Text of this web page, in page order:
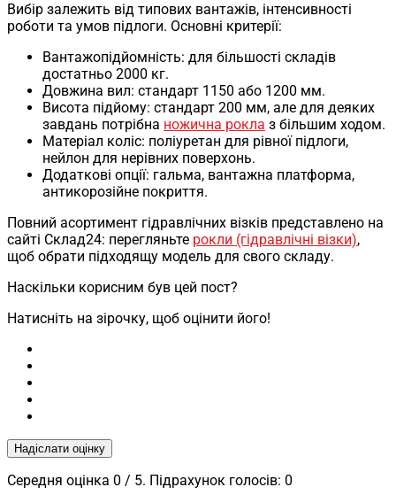
Вибір залежить від типових вантажів, інтенсивності
роботи та умов підлоги. Основні критерії:
Вантажопідйомність: для більшості складів
достатньо 2000 кг.
Довжина вил: стандарт 1150 або 1200 мм.
Висота підйому: стандарт 200 мм, але для деяких
завдань потрібна ножична рокла з більшим ходом.
Матеріал коліс: поліуретан для рівної підлоги,
нейлон для нерівних поверхонь.
Додаткові опції: гальма, вантажна платформа,
антикорозійне покриття.
Повний асортимент гідравлічних візків представлено на
сайті Склад24: перегляньте рокли (гідравлічні візки),
щоб обрати підходящу модель для свого складу.
Наскільки корисним був цей пост?
Натисніть на зірочку, щоб оцінити його!
Надіслати оцінку
Середня оцінка 0 / 5. Підрахунок голосів: 0